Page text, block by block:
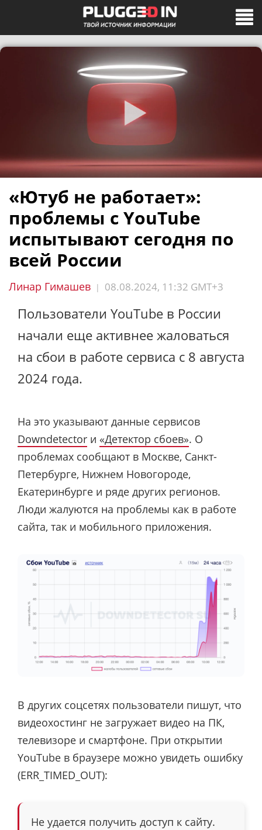
«Ютуб не работает»:
проблемы с YouTube
испытывают сегодня по
всей России
Линар Гимашев | 08.08.2024, 11:32 GMT+3
Пользователи YouTube в России
начали еще активнее жаловаться
на сбои в работе сервиса с 8 августа
2024 года.
На это указывают данные сервисов
Downdetector и «Детектор сбоев». О
проблемах сообщают в Москве, Санкт-
Петербурге, Нижнем Новогороде,
Екатеринбурге и ряде других регионов.
Люди жалуются на проблемы как в работе
сайта, так и мобильного приложения.
В других соцсетях пользователи пишут, что
видеохостинг не загружает видео на ПК,
телевизоре и смартфоне. При открытии
YouTube в браузере можно увидеть ошибку
(ERR_TIMED_OUT):
Не удается получить доступ к сайту.